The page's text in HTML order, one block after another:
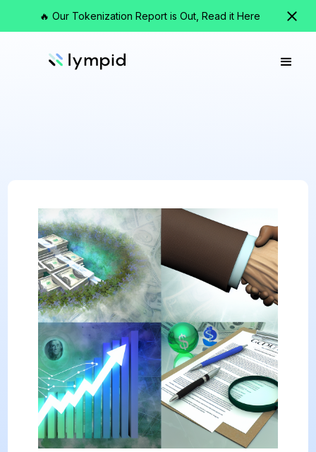
🔥 Our Tokenization Report is Out, Read it Here